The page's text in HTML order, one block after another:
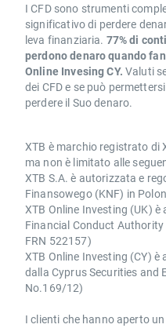
I CFD sono strumenti
significativo di perdere
leva finanziaria. 77% di
perdono denaro quando
Online Invesing CY. Valuti
dei CFD e se può
perdere il Suo denaro.
XTB è marchio registrato di
ma non è limitato alle
XTB S.A. è autorizzata e
Finansowego (KNF) in
XTB Online Investing (UK)
Financial Conduct
FRN 522157)
XTB Online Investing (CY)
dalla Cyprus Securities and
No.169/12)
I clienti che hanno aperto